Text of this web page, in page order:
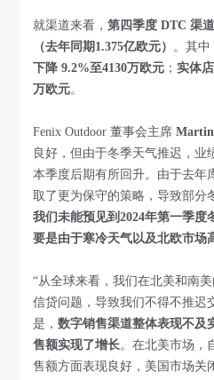
就渠道来看，第四季度 DTC 渠
（去年同期1.375亿欧元） 。其中
下降 9.2%至4130万欧元 ；实体
万欧元。
Fenix Outdoor 董事会主席
良好，但由于冬季天气推迟，业
本季度后期有所回升。由于去年
取了更为保守的策略，导致部分
我们未能预见到2024年第一季度
要是由于寒冷天气以及北欧市场
“从全球来看，我们在北美和南
信贷问题，导致我们不得不推迟
是，数字销售渠道整体表现不及
售额实现了增长。在北美市场，
售额方面表现良好，美国市场关